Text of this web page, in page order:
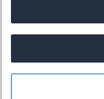
©